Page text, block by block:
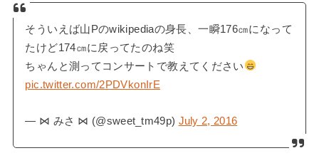
そういえば山Pのwikipediaの身長、一瞬176㎝になって
たけど174㎝に戻ってたのね笑
ちゃんと測ってコンサートで教えてください
pic.twitter.com/2PDVkonIrE
— ⋈ みさ ⋈ (@sweet_tm49p) July 2, 2016